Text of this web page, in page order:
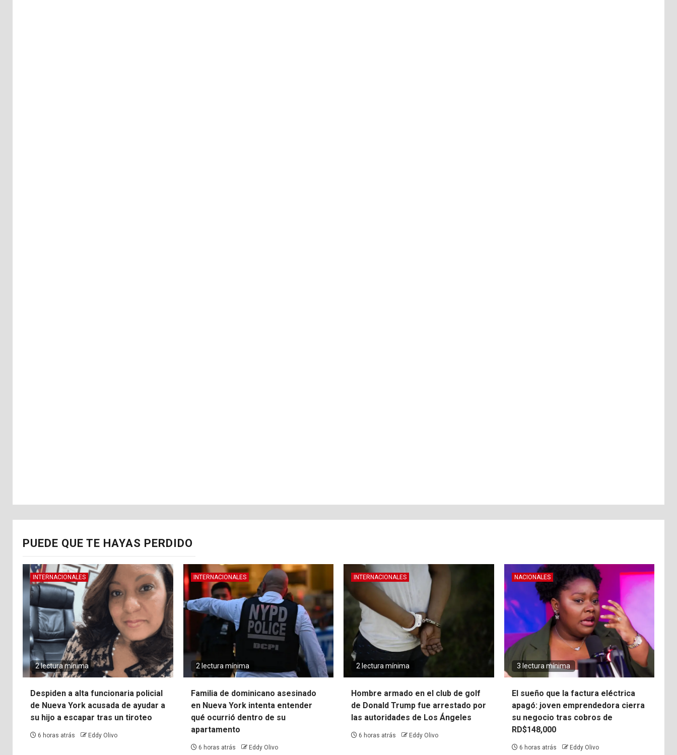
PUEDE QUE TE HAYAS PERDIDO
INTERNACIONALES
2 lectura mínima
Despiden a alta funcionaria policial
de Nueva York acusada de ayudar a
su hijo a escapar tras un tiroteo
6 horas atrás Eddy Olivo
INTERNACIONALES
2 lectura mínima
Familia de dominicano asesinado
en Nueva York intenta entender
qué ocurrió dentro de su
apartamento
6 horas atrás Eddy Olivo
INTERNACIONALES
2 lectura mínima
Hombre armado en el club de golf
de Donald Trump fue arrestado por
las autoridades de Los Ángeles
6 horas atrás Eddy Olivo
NACIONALES
3 lectura mínima
El sueño que la factura eléctrica
apagó: joven emprendedora cierra
su negocio tras cobros de
RD$148,000
6 horas atrás Eddy Olivo